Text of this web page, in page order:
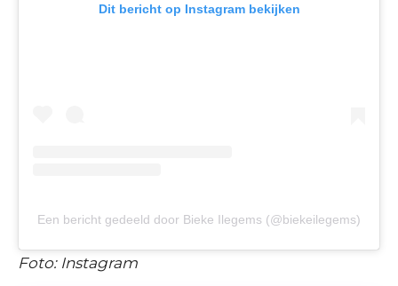
Dit bericht op Instagram bekijken
Een bericht gedeeld door Bieke Ilegems (@biekeilegems)
Foto: Instagram